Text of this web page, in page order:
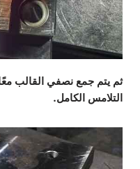
ثم يتم جمع نصفي القالب
التلامس الكامل.